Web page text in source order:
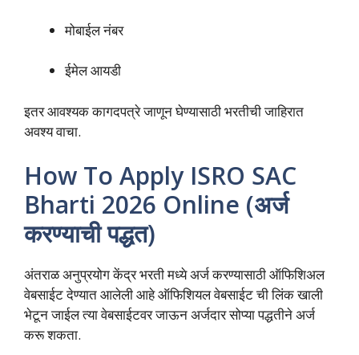
मोबाईल नंबर
ईमेल आयडी
इतर आवश्यक कागदपत्रे जाणून घेण्यासाठी भरतीची जाहिरात
अवश्य वाचा.
How To Apply ISRO SAC
Bharti 2026 Online (अर्ज
करण्याची पद्धत)
अंतराळ अनुप्रयोग केंद्र भरती मध्ये अर्ज करण्यासाठी ऑफिशिअल
वेबसाईट देण्यात आलेली आहे ऑफिशियल वेबसाईट ची लिंक खाली
भेटून जाईल त्या वेबसाईटवर जाऊन अर्जदार सोप्या पद्धतीने अर्ज
करू शकता.